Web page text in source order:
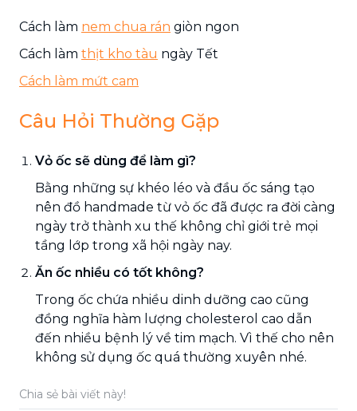
Cách làm nem chua rán giòn ngon
Cách làm thịt kho tàu ngày Tết
Cách làm mứt cam
Câu Hỏi Thường Gặp
Vỏ ốc sẽ dùng để làm gì?
Bằng những sự khéo léo và đầu ốc sáng tạo
nên đồ handmade từ vỏ ốc đã được ra đời càng
ngày trở thành xu thế không chỉ giới trẻ mọi
tầng lớp trong xã hội ngày nay.
Ăn ốc nhiều có tốt không?
Trong ốc chứa nhiều dinh dưỡng cao cũng
đồng nghĩa hàm lượng cholesterol cao dẫn
đến nhiều bệnh lý về tim mạch. Vì thế cho nên
không sử dụng ốc quá thường xuyên nhé.
Chia sẻ bài viết này!